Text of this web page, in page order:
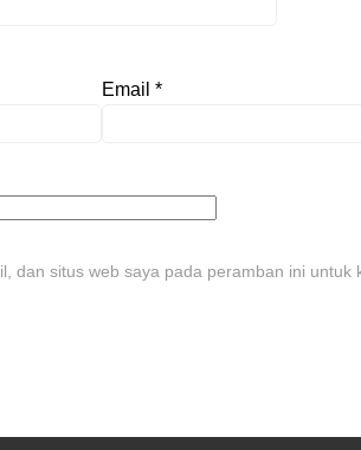
Email *
dan situs web saya pada peramban ini untuk